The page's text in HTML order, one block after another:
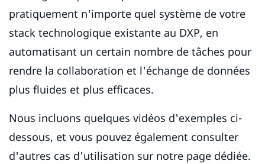
pratiquement n'importe quel système de votre
stack technologique existante au DXP, en
automatisant un certain nombre de tâches pour
rendre la collaboration et l'échange de données
plus fluides et plus efficaces.
Nous incluons quelques vidéos d'exemples ci-
dessous, et vous pouvez également consulter
d'autres cas d'utilisation sur notre page dédiée.